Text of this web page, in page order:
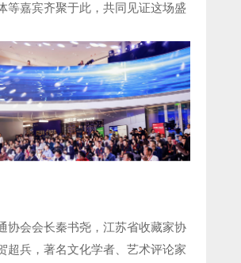
等嘉宾齐聚于此，共同见证这场盛
协会会长秦书尧，江苏省收藏家协
超兵，著名文化学者、艺术评论家